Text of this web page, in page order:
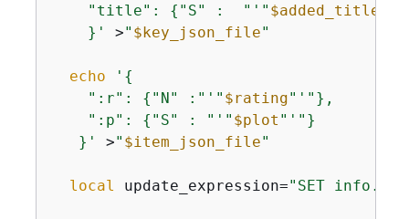
    "title":
{ "S" :  "' " $added_title
    }'
>" $key_json_file"
echo ' {
    ":r":
{ "N" :"' " $rating" '"},
    ":p":
{ "S" : "' " $plot " '"}
   }'
>" $item_json_file"
local update_expression="SET